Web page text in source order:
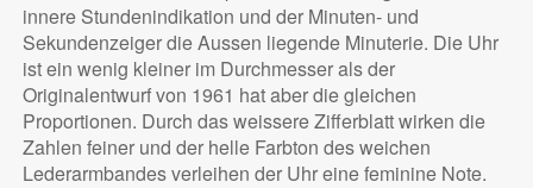
innere Stundenindikation und der Minuten- und
Sekundenzeiger die Aussen liegende Minuterie. Die Uhr
ist ein wenig kleiner im Durchmesser als der
Originalentwurf von 1961 hat aber die gleichen
Proportionen. Durch das weissere Zifferblatt wirken die
Zahlen feiner und der helle Farbton des weichen
Lederarmbandes verleihen der Uhr eine feminine Note.